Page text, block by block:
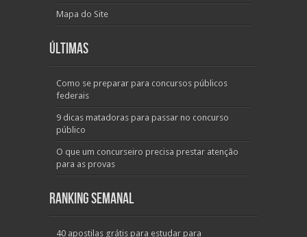
Mapa do Site
Últimas
Como se preparar para concursos públicos
federais
9 dicas matadoras para passar no concurso
público
O que um concurseiro precisa prestar atenção
para as provas
Ranking Semanal
40 apostilas grátis para estudar para